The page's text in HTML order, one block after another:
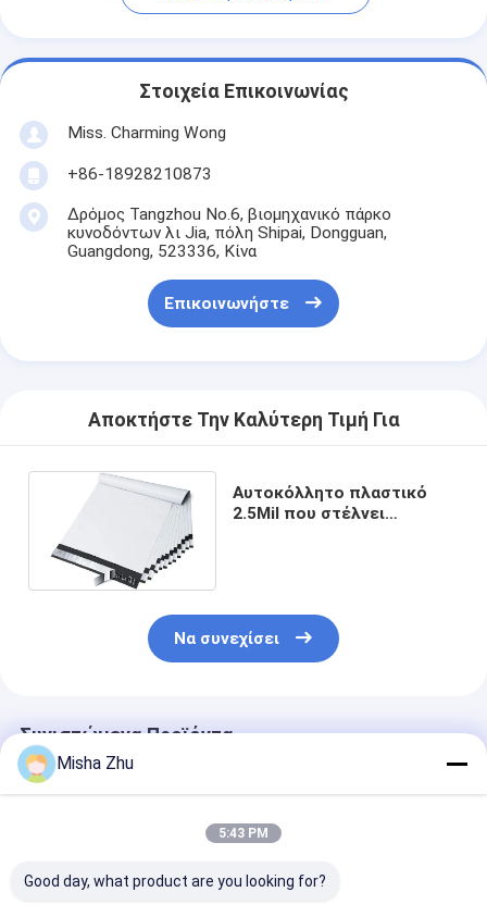
Στοιχεία Επικοινωνίας
Miss. Charming Wong
+86-18928210873
Δρόμος Tangzhou No.6, βιομηχανικό πάρκο
κυνοδόντων λι Jia, πόλη Shipai, Dongguan,
Guangdong, 523336, Κίνα
Επικοινωνήστε
Αποκτήστε Την Καλύτερη Τιμή Για
Αυτοκόλλητο πλαστικό
2.5Mil που στέλνει
Να συνεχίσει
Συνιστώμενα Προϊόντα
Misha Zhu
5:43 PM
Good day, what product are you looking for?